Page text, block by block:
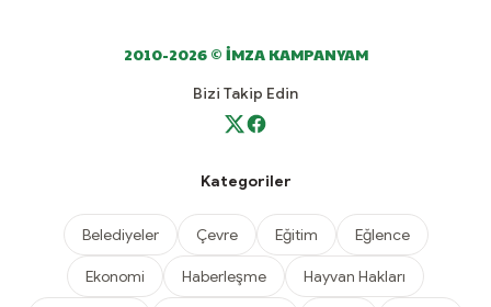
2010-2026 © İMZA KAMPANYAM
Bizi Takip Edin
Kategoriler
Belediyeler Çevre Eğitim Eğlence
Ekonomi Haberleşme Hayvan Hakları